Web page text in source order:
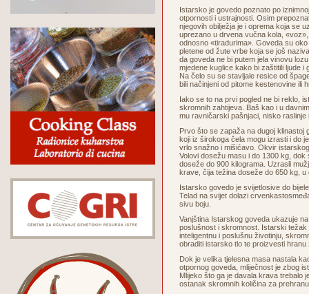
Istarsko je govedo poznato po
otpornosti i ustrajnosti. Osim
njegovih obilježja je i oprema koja se
uprezano u drvena vučna kola,
odnosno «tiradurima». Goveda su
pletene od žute vrbe koja se još
da goveda ne bi putem jela vinovu
mjedene kuglice kako bi zaštitili ljude i
Na čelo su se stavljale resice od
bili načinjeni od pitome kestenovine ili
Iako se to na prvi pogled ne bi reklo,
skromnih zahtijeva. Baš kao i u
mu ravničarski pašnjaci, nisko raslinje
Prvo što se zapaža na dugoj klinastoj
koji iz širokoga čela mogu izrasti i do
vrlo snažno i mišićavo. Okvir
Volovi dosežu masu i do 1300 kg,
doseže do 900 kilograma. Uzrasli
krave, čija težina doseže do 650 kg,
Istarsko govedo je svijetlosive do
Telad na svijet dolazi
sivu boju.
Vanjština Istarskog goveda ukazuje
poslušnost i skromnost. Istarski težak
inteligentnu i poslušnu životinju,
obraditi istarsko tlo te proizvesti hranu
Dok je velika tjelesna masa nastala
otpornog goveda, mliječnost je zbog
Mlijeko što ga je davala krava trebalo
ostanak skromnih količina za